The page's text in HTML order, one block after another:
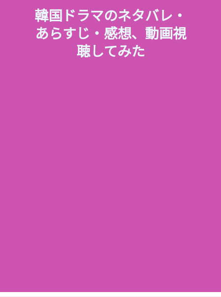
韓国ドラマのネタバレ・
あらすじ・感想、動画視
聴してみた